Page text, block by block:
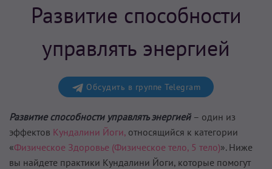
Развитие способности
управлять энергией
Обсудить в группе Telegram
Развитие способности управлять энергией – один из
эффектов Кундалини Йоги, относящийся к категории
«Физическое Здоровье (Физическое тело, 5 тело)». Ниже
вы найдете практики Кундалини Йоги, которые помогут